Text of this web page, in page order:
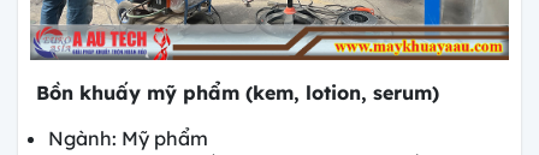
Bồn khuấy mỹ phẩm (kem, lotion, serum)
Ngành: Mỹ phẩm